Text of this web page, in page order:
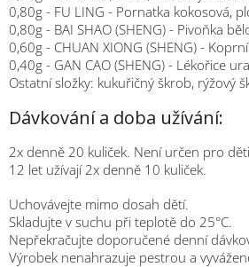
0,80g - FU LING - Pornatka kokosová,
0,80g - BAI SHAO (SHENG) - Pivoňka
0,60g - CHUAN XIONG (SHENG) -
0,40g - GAN CAO (SHENG) - Lékořice
Ostatní složky: kukuřičný škrob, rýžový
Dávkování a doba užívání:
2x denně 20 kuliček. Není určen pro
12 let užívají 2x denně 10 kuliček.
Uchovávejte mimo dosah dětí.
Skladujte v suchu při teplotě do 25°C.
Nepřekračujte doporučené denní
Výrobek nenahrazuje pestrou a